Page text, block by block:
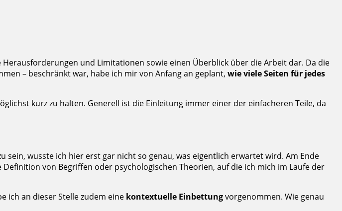
und Limitationen sowie einen Überblick über die Arbeit dar. Da die
– beschränkt war, habe ich mir von Anfang an geplant, wie viele Seiten für jedes
kurz zu halten. Generell ist die Einleitung immer einer der einfacheren Teile, da
wusste ich hier erst gar nicht so genau, was eigentlich erwartet wird. Am Ende
Definition von Begriffen oder psychologischen Theorien, auf die ich mich im Laufe der
ich an dieser Stelle zudem eine kontextuelle Einbettungvorgenommen. Wie genau